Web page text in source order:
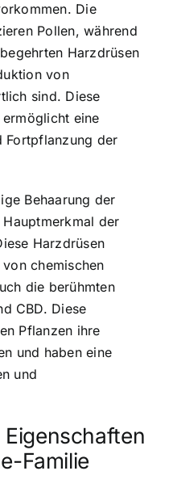
Die
Pollen, während
Harzdrüsen
von
sind. Diese
eine
Fortpflanzung der
Behaarung der
der
Harzdrüsen
chemischen
die berühmten
CBD. Diese
Pflanzen ihre
und haben eine
und
Familie